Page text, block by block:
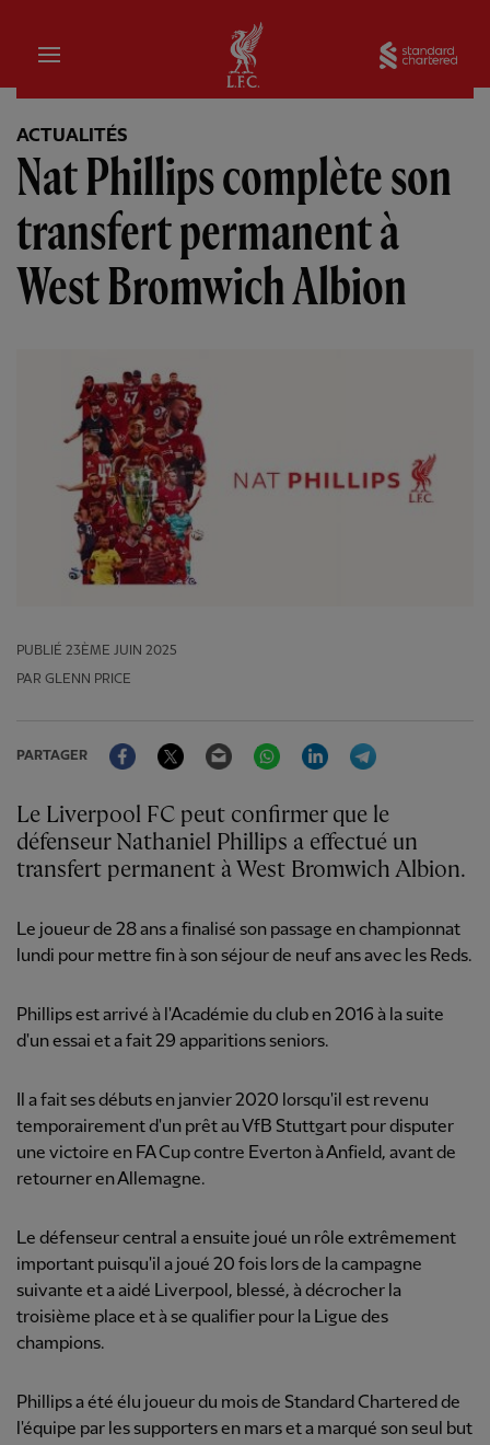
Domicile
ACTUALITÉS
Nat Phillips complète son
transfert permanent à
West Bromwich Albion
PUBLIÉ 23ÈME JUIN 2025
PAR GLENN PRICE
PARTAGER
FacebookTwitter Email WhatsAppLinkedIn
Le Liverpool FC peut confirmer que le
défenseur Nathaniel Phillips a effectué un
transfert permanent à West Bromwich Albion.
Le joueur de 28 ans a finalisé son passage en championnat
lundi pour mettre fin à son séjour de neuf ans avec les Reds.
Phillips est arrivé à l'Académie du club en 2016 à la suite
d'un essai et a fait 29 apparitions seniors.
Il a fait ses débuts en janvier 2020 lorsqu'il est revenu
temporairement d'un prêt au VfB Stuttgart pour disputer
une victoire en FA Cup contre Everton à Anfield, avant de
retourner en Allemagne.
Le défenseur central a ensuite joué un rôle extrêmement
important puisqu'il a joué 20 fois lors de la campagne
suivante et a aidé Liverpool, blessé, à décrocher la
troisième place et à se qualifier pour la Ligue des
champions.
Phillips a été élu joueur du mois de Standard Chartered de
l'équipe par les supporters en mars et a marqué son seul but